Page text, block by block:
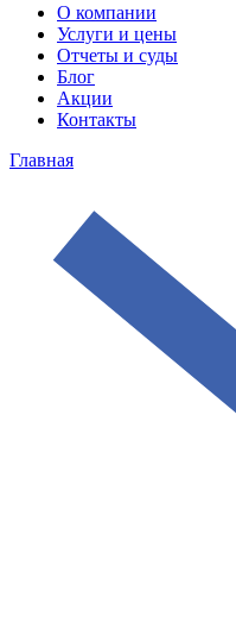
О компании
Услуги и цены
Отчеты и суды
Блог
Акции
Контакты
Главная